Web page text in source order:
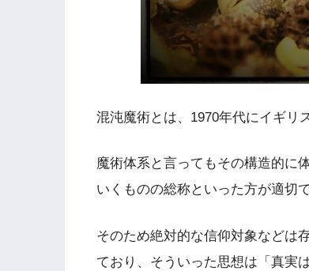
混沌魔術とは、1970年代にイギリ
魔術体系と言ってもその構造的に
いくものの総称といった方が適切で
そのため絶対的な信仰対象などは
ており、そういった思想は「真実